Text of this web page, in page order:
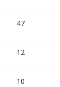
47
12
10